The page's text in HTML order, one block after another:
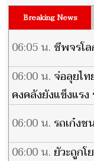
Breaking News
06:05 น. ชีพจรโ
06:00 น. จ่อลุยไ
คงคลังยังแข็งแร
06:00 น. รถเก๋ง
06:00 น. ยัวะถูก